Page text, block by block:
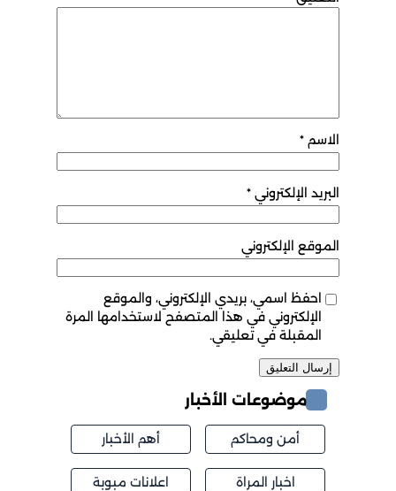
الاسم*
البريد الإلكتروني *
الموقع الإلكتروني
احفظ اسمي، بريدي الإلكتروني، والموقع
الإلكتروني في هذا المتصفح لاستخدامها المرة
المقبلة في تعليقي.
موضوعات الأخبار
أمن ومحاكم أهم الأخبار
اخبار المراة اعلانات مبوبة